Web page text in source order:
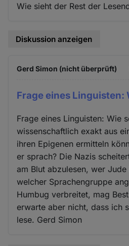
Wie sieht der Rest der
Diskussion anzeigen
Gerd Simon (nicht überprüft)
Frage eines Linguisten:
Frage eines Linguisten: Wie
wissenschaftlich exakt aus
ihren Epigenen ermitteln
er sprach? Die Nazis
am Blut abzulesen, wer
welcher Sprachengruppe
Humbug verbreitet, mag
erwarte aber nicht, dass ich
lese. Gerd Simon